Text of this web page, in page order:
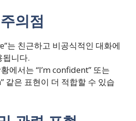
의점
는 친근하고 비공식적인 대화에
됩니다.
에서는 “I’m confident” 또는
같은 표현이 더 적합할 수 있습